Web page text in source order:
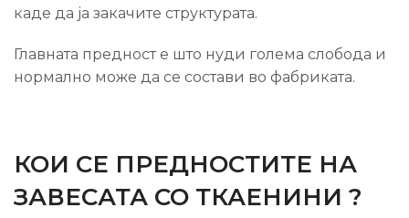
каде да ја закачите структурата.
Главната предност е што нуди голема слобода и
нормално може да се состави во фабриката.
КОИ СЕ ПРЕДНОСТИТЕ НА
ЗАВЕСАТА СО ТКАЕНИНИ ?